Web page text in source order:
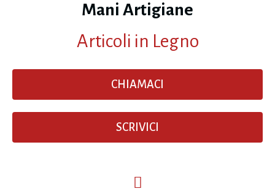
Mani Artigiane
Articoli in Legno
CHIAMACI
SCRIVICI